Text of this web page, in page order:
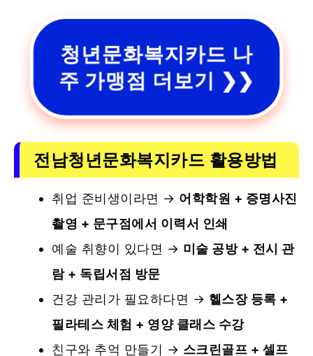
청년문화복지카드 나
주 가맹점 더보기 ❯❯
전남청년문화복지카드 활용방법
취업 준비생이라면 → 어학학원 + 증명사진
촬영 + 문구점에서 이력서 인쇄
예술 취향이 있다면 → 미술 공방 + 전시 관
람 + 독립서점 방문
건강 관리가 필요하다면 → 헬스장 등록 +
필라테스 체험 + 영양 클래스 수강
친구와 추억 만들기 → 스크린골프 + 셀프